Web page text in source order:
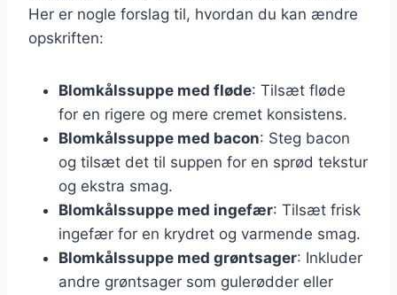
Her er nogle forslag til, hvordan du kan ændre
opskriften:
Blomkålssuppe med fløde: Tilsæt fløde
for en rigere og mere cremet konsistens.
Blomkålssuppe med bacon: Steg bacon
og tilsæt det til suppen for en sprød tekstur
og ekstra smag.
Blomkålssuppe med ingefær: Tilsæt frisk
ingefær for en krydret og varmende smag.
Blomkålssuppe med grøntsager: Inkluder
andre grøntsager som gulerødder eller